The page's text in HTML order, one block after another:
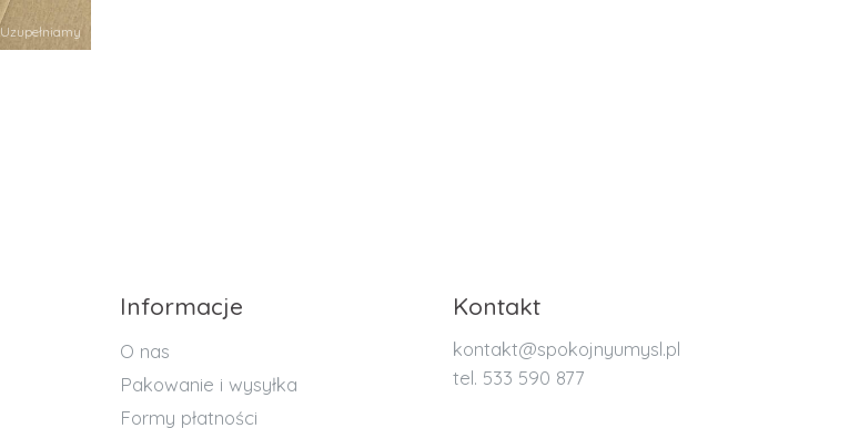
Uzupełniamy
Informacje
O nas
Pakowanie i wysyłka
Formy płatności
Kontakt
kontakt@spokojnyumysl.pl
tel. 533 590 877